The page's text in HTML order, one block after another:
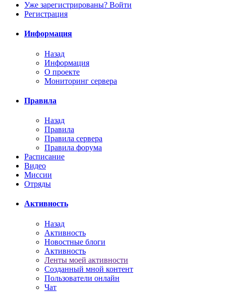
Уже зарегистрированы? Войти
Регистрация
Информация
Назад
Информация
О проекте
Мониторинг сервера
Правила
Назад
Правила
Правила сервера
Правила форума
Расписание
Видео
Миссии
Отряды
Активность
Назад
Активность
Новостные блоги
Активность
Ленты моей активности
Созданный мной контент
Пользователи онлайн
Чат